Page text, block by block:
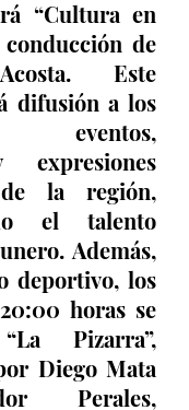
“Cultura en
de
Este
difusión a los
eventos,
la región,
el talento
Además,
deportivo, los
horas se
Pizarra”,
Diego Mata
Perales,